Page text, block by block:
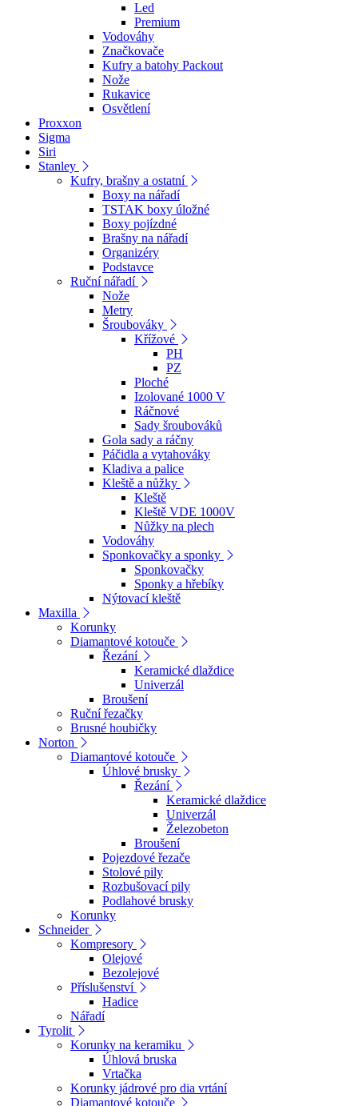
Led
Premium
Vodováhy
Značkovače
Kufry a batohy Packout
Nože
Rukavice
Osvětlení
Proxxon
Sigma
Siri
Stanley
Kufry, brašny a ostatní
Boxy na nářadí
TSTAK boxy úložné
Boxy pojízdné
Brašny na nářadí
Organizéry
Podstavce
Ruční nářadí
Nože
Metry
Šroubováky
Křížové
PH
PZ
Ploché
Izolované 1000 V
Ráčnové
Sady šroubováků
Gola sady a ráčny
Páčidla a vytahováky
Kladiva a palice
Kleště a nůžky
Kleště
Kleště VDE 1000V
Nůžky na plech
Vodováhy
Sponkovačky a sponky
Sponkovačky
Sponky a hřebíky
Nýtovací kleště
Maxilla
Korunky
Diamantové kotouče
Řezání
Keramické dlaždice
Univerzál
Broušení
Ruční řezačky
Brusné houbičky
Norton
Diamantové kotouče
Úhlové brusky
Řezání
Keramické dlaždice
Univerzál
Železobeton
Broušení
Pojezdové řezače
Stolové pily
Rozbušovací pily
Podlahové brusky
Korunky
Schneider
Kompresory
Olejové
Bezolejové
Příslušenství
Hadice
Nářadí
Tyrolit
Korunky na keramiku
Úhlová bruska
Vrtačka
Korunky jádrové pro dia vrtání
Diamantové kotouče